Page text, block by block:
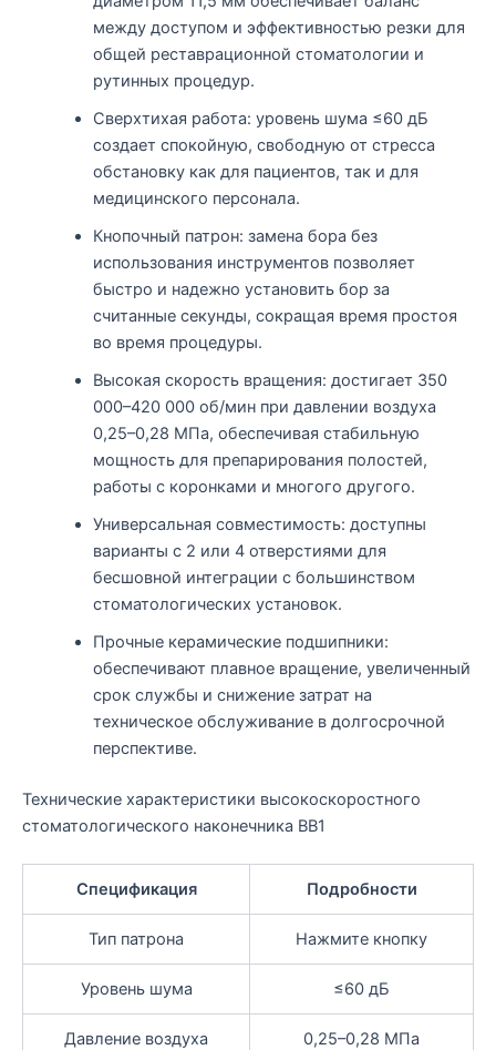
между доступом и эффективностью резки для
общей реставрационной стоматологии и
рутинных процедур.
Сверхтихая работа: уровень шума ≤60 дБ
создает спокойную, свободную от стресса
обстановку как для пациентов, так и для
медицинского персонала.
Кнопочный патрон: замена бора без
использования инструментов позволяет
быстро и надежно установить бор за
считанные секунды, сокращая время простоя
во время процедуры.
Высокая скорость вращения: достигает 350
000–420 000 об/мин при давлении воздуха
0,25–0,28 МПа, обеспечивая стабильную
мощность для препарирования полостей,
работы с коронками и многого другого.
Универсальная совместимость: доступны
варианты с 2 или 4 отверстиями для
бесшовной интеграции с большинством
стоматологических установок.
Прочные керамические подшипники:
обеспечивают плавное вращение, увеличенный
срок службы и снижение затрат на
техническое обслуживание в долгосрочной
перспективе.
Технические характеристики высокоскоростного
стоматологического наконечника BB1
Спецификация Подробности
Тип патрона Нажмите кнопку
Уровень шума ≤60 дБ
Давление воздуха 0,25–0,28 МПа